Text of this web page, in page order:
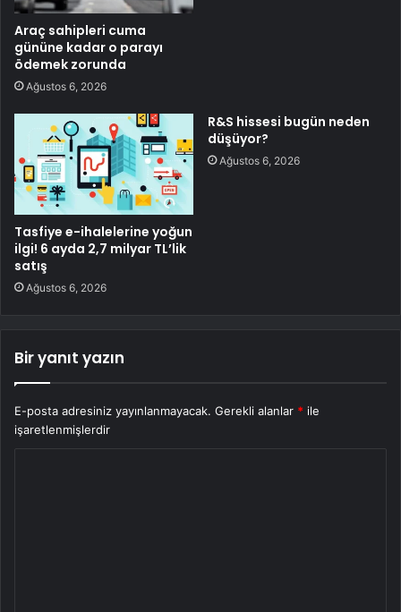
Araç sahipleri cuma
gününe kadar o parayı
ödemek zorunda
Ağustos 6, 2026
Tasfiye e-ihalelerine yoğun
ilgi! 6 ayda 2,7 milyar TL’lik
satış
Ağustos 6, 2026
R&S hissesi bugün neden
düşüyor?
Ağustos 6, 2026
Bir yanıt yazın
E-posta adresiniz yayınlanmayacak. Gerekli alanlar * ile
işaretlenmişlerdir